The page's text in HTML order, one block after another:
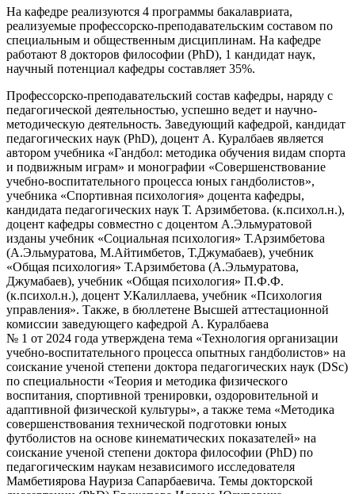
На кафедре реализуются 4 программы бакалавриата,
реализуемые профессорско-преподавательским составом по
специальным и общественным дисциплинам. На кафедре
работают 8 докторов философии (PhD), 1 кандидат наук,
научный потенциал кафедры составляет 35%.
Профессорско-преподавательский состав кафедры, наряду с
педагогической деятельностью, успешно ведет и научно-
методическую деятельность. Заведующий кафедрой, кандидат
педагогических наук (PhD), доцент А. Куралбаев является
автором учебника «Гандбол: методика обучения видам спорта
и подвижным играм» и монографии «Совершенствование
учебно-воспитательного процесса юных гандболистов»,
учебника «Спортивная психология» доцента кафедры,
кандидата педагогических наук Т. Арзимбетова. (к.психол.н.),
доцент кафедры совместно с доцентом А.Эльмуратовой
изданы учебник «Социальная психология» Т.Арзимбетова
(А.Эльмуратова, М.Айтимбетов, Т.Джумабаев), учебник
«Общая психология» Т.Арзимбетова (А.Эльмуратова,
Джумабаев), учебник «Общая психология» П.Ф.Ф.
(к.психол.н.), доцент У.Калиллаева, учебник «Психология
управления». Также, в бюллетене Высшей аттестационной
комиссии заведующего кафедрой А. Куралбаева
№ 1 от 2024 года утверждена тема «Технология организации
учебно-воспитательного процесса опытных гандболистов» на
соискание ученой степени доктора педагогических наук (DSc)
по специальности «Теория и методика физического
воспитания, спортивной тренировки, оздоровительной и
адаптивной физической культуры», а также тема «Методика
совершенствования технической подготовки юных
футболистов на основе кинематических показателей» на
соискание ученой степени доктора философии (PhD) по
педагогическим наукам независимого исследователя
Мамбетиярова Науриза Сапарбаевича. Темы докторской